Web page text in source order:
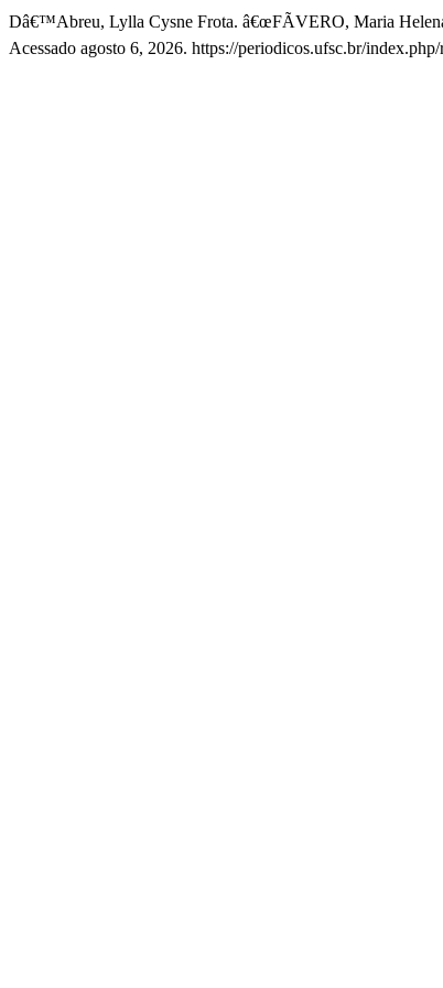
Dâ€™Abreu, Lylla Cysne Frota. â€œFÃVERO, Maria
Acessado agosto 6, 2026. https://periodicos.ufsc.br/